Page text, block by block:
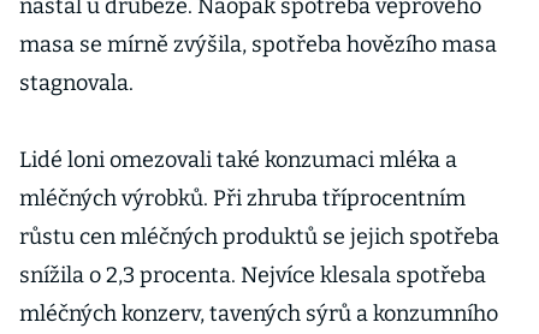
nastal u drůbeže. Naopak spotřeba vepřového
masa se mírně zvýšila, spotřeba hovězího masa
stagnovala.
Lidé loni omezovali také konzumaci mléka a
mléčných výrobků. Při zhruba tříprocentním
růstu cen mléčných produktů se jejich spotřeba
snížila o 2,3 procenta. Nejvíce klesala spotřeba
mléčných konzerv, tavených sýrů a konzumního